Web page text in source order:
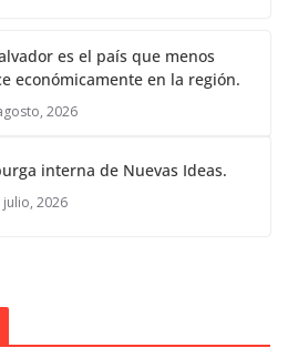
es el país que menos
económicamente en la región.
2026
interna de Nuevas Ideas.
julio, 2026